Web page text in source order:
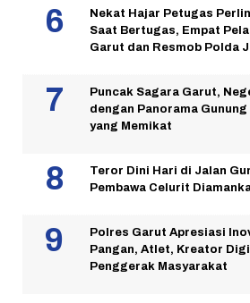
Nekat Hajar Petugas
Saat Bertugas, Empat
Garut dan Resmob Polda
Puncak Sagara Garut,
dengan Panorama
yang Memikat
Teror Dini Hari di Jalan
Pembawa Celurit
Polres Garut Apresiasi
Pangan, Atlet, Kreator
Penggerak Masyarakat